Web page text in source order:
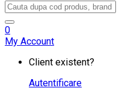
0
My Account
Client existent?
Autentificare